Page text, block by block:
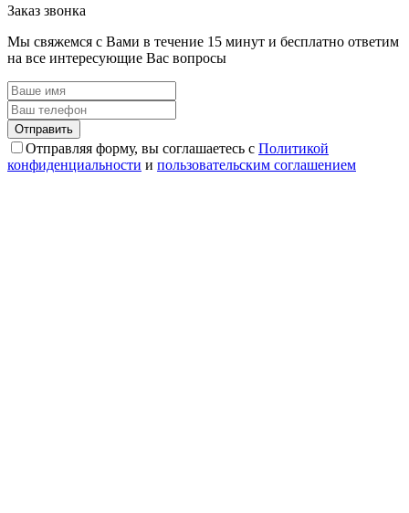
Заказ звонка
Мы свяжемся с Вами в течение 15 минут и бесплатно ответим
на все интересующие Вас вопросы
Отправляя форму, вы соглашаетесь с Политикой
конфиденциальности и пользовательским соглашением